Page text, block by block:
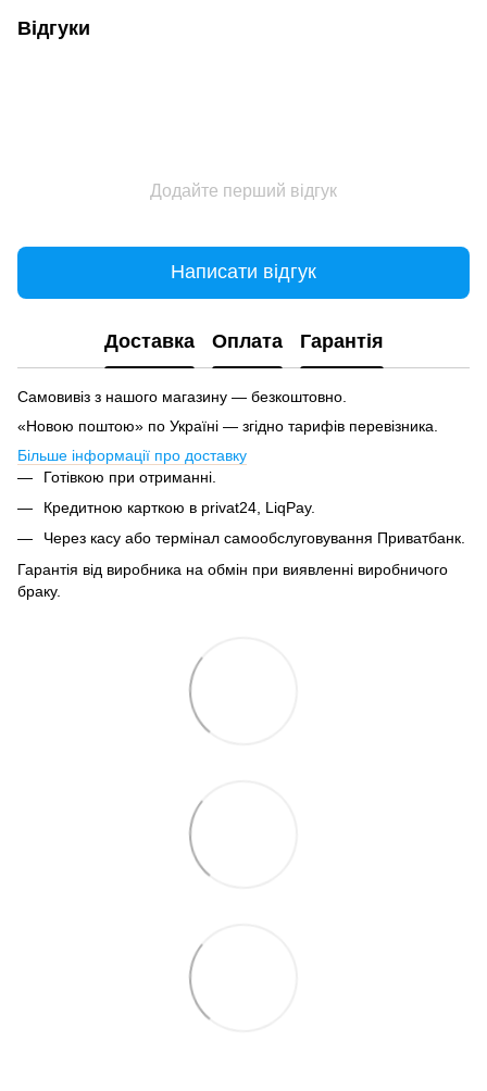
Відгуки
Додайте перший відгук
Написати відгук
Доставка Оплата Гарантія
Самовивіз з нашого магазину — безкоштовно.
«Новою поштою» по Україні — згідно тарифів перевізника.
Більше інформації про доставку
Готівкою при отриманні.
Кредитною карткою в privat24, LiqPay.
Через касу або термінал самообслуговування Приватбанк.
Гарантія від виробника на обмін при виявленні виробничого
браку.